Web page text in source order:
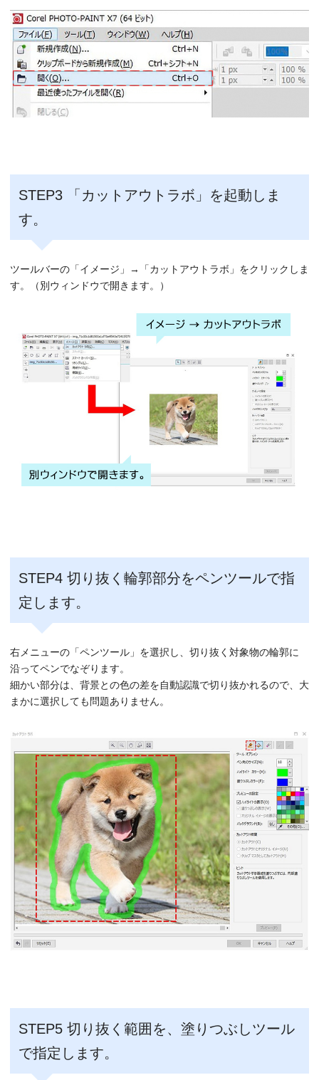
STEP3 「カットアウトラボ」を起動しま
す。
ツールバーの「イメージ」→「カットアウトラボ」をクリックしま
す。（別ウィンドウで開きます。）
STEP4 切り抜く輪郭部分をペンツールで指
定します。
右メニューの「ペンツール」を選択し、切り抜く対象物の輪郭に
沿ってペンでなぞります。
細かい部分は、背景との色の差を自動認識で切り抜かれるので、大
まかに選択しても問題ありません。
STEP5 切り抜く範囲を、塗りつぶしツール
で指定します。